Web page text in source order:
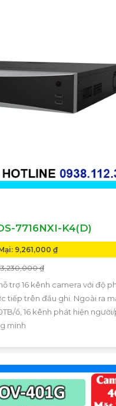
7716NXI-K4(D)
9,261,000 ₫
₫
trợ 16 kênh camera với độ
tiếp trên đầu ghi. Ngoài ra
ổ, 16 kênh phát hiện
minh